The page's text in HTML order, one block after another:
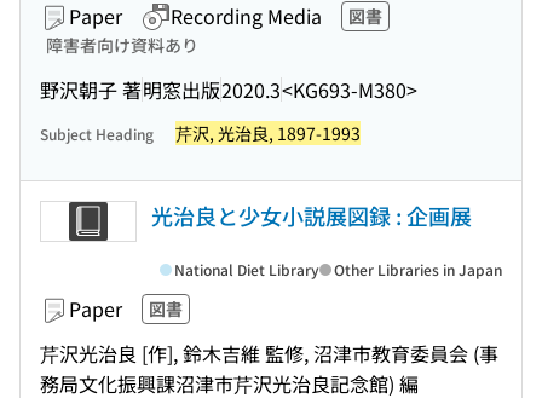
Paper Recording Media
図書
障害者向け資料あり
野沢朝子 著明窓出版2020.3<KG693-M380>
Subject Heading 芹沢, 光治良, 1897-1993
光治良と少女小説展図録 : 企画展
Paper 図書
芹沢光治良 [作], 鈴木吉維 監修, 沼津市教育委員会 (事
務局文化振興課沼津市芹沢光治良記念館) 編
National Diet Library Other Libraries in Japan